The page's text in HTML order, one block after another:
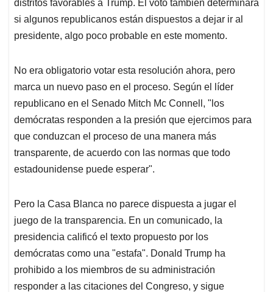
distritos favorables a Trump. El voto también determinará
si algunos republicanos están dispuestos a dejar ir al
presidente, algo poco probable en este momento.
No era obligatorio votar esta resolución ahora, pero
marca un nuevo paso en el proceso. Según el líder
republicano en el Senado Mitch Mc Connell, "los
demócratas responden a la presión que ejercimos para
que conduzcan el proceso de una manera más
transparente, de acuerdo con las normas que todo
estadounidense puede esperar".
Pero la Casa Blanca no parece dispuesta a jugar el
juego de la transparencia. En un comunicado, la
presidencia calificó el texto propuesto por los
demócratas como una "estafa". Donald Trump ha
prohibido a los miembros de su administración
responder a las citaciones del Congreso, y sigue